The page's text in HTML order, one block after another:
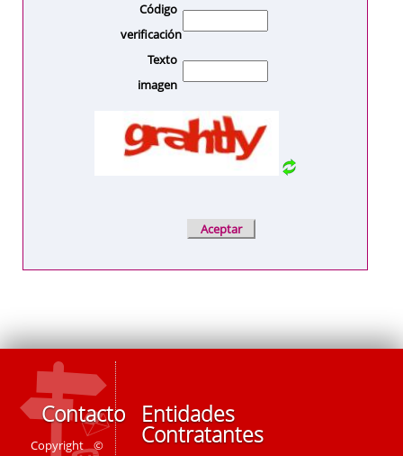
Código
verificación
Texto
imagen
Contacto
Copyright ©
Entidades
Contratantes